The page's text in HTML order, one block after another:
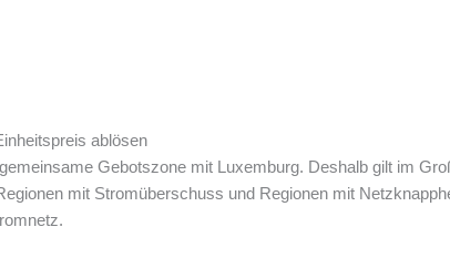
ablösen
Gebotszone mit Luxemburg. Deshalb gilt im
mit Stromüberschuss und Regionen mit